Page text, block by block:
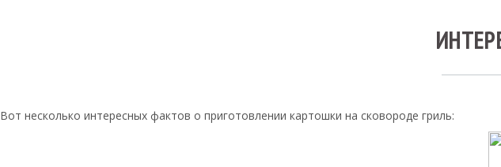
Вот несколько интересных фактов о приготовлении картошки на сковороде гриль: